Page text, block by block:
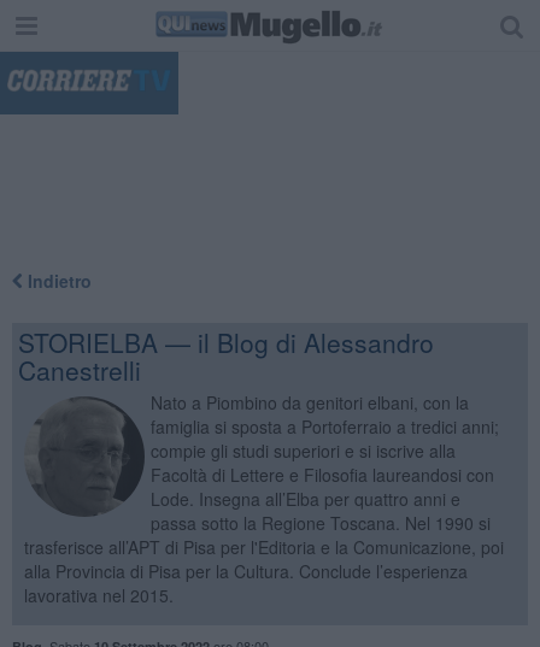
Indietro
STORIELBA — il Blog di Alessandro
Canestrelli
Nato a Piombino da genitori elbani, con la
famiglia si sposta a Portoferraio a tredici anni;
compie gli studi superiori e si iscrive alla
Facoltà di Lettere e Filosofia laureandosi con
Lode. Insegna all’Elba per quattro anni e
passa sotto la Regione Toscana. Nel 1990 si
trasferisce all’APT di Pisa per l'Editoria e la Comunicazione, poi
alla Provincia di Pisa per la Cultura. Conclude l’esperienza
lavorativa nel 2015.